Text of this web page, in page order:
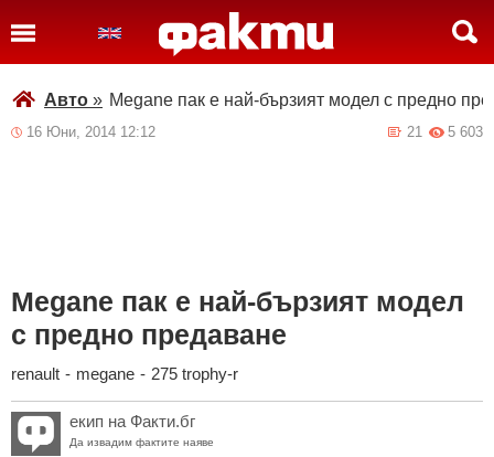
Авто » Megane пак е най-бързият модел с предно
16 Юни, 2014 12:12 5 603
21
Megane пак е най-бързият модел
с предно предаване
renault - megane - 275 trophy-r
екип на Факти.бг
Да извадим фактите наяве